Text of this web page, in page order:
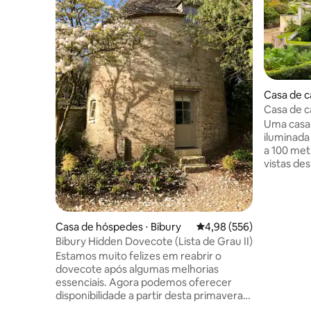
Casa de hóspedes ⋅ Bibury 4,98 de uma avaliação
4,98 (556)
Bibury Hidden Dovecote (Lista de Grau II)
Estamos muito felizes em reabrir o
dovecote após algumas melhorias
essenciais. Agora podemos oferecer
disponibilidade a partir desta primavera.
Casa de
Casa de
Uma
a 100
vistas